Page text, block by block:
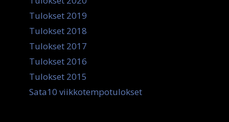
Tulokset 2019
Tulokset 2018
Tulokset 2017
Tulokset 2016
Tulokset 2015
Sata10 viikkotempotulokset